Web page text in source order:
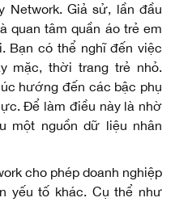
Network. Giả sử, lần đầu
quan tâm quần áo trẻ em
Bạn có thể nghĩ đến việc
mặc, thời trang trẻ nhỏ.
hướng đến các bậc phụ
Để làm điều này là nhờ
một nguồn dữ liệu nhân
cho phép doanh nghiệp
yếu tố khác. Cụ thể như